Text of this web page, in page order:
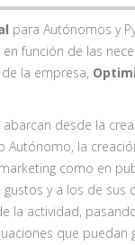
para Autónomos y
función de las
la empresa,
abarcan desde la
Autónomo, la
como en
y a los de sus
la actividad,
que puedan